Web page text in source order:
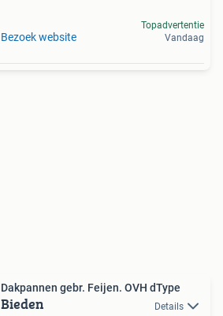
Bezoek website
Topadvertentie
Vandaag
Dakpannen gebr. Feijen. OVH dType
Bieden Details